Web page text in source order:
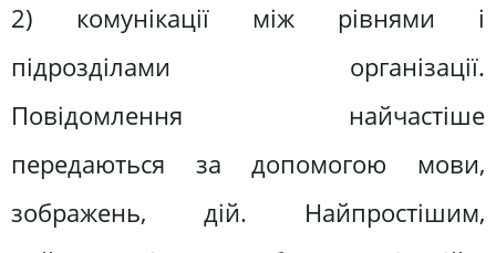
2) комунікації між рівнями і
підрозділами організації.
Повідомлення найчастіше
передаються за допомогою мови,
зображень, дій. Найпростішим,